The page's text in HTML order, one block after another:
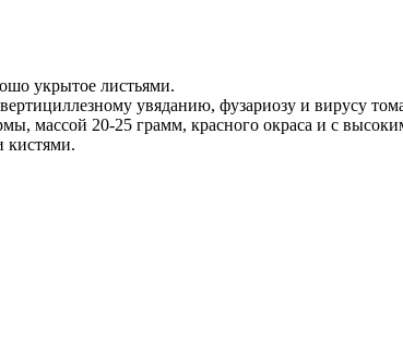
укрытое листьями.
увяданию, фузариозу и вирусу
массой 20-25 грамм, красного окраса и с
кистями.